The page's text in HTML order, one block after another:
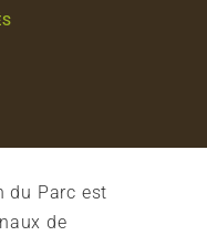
du Parc est
de